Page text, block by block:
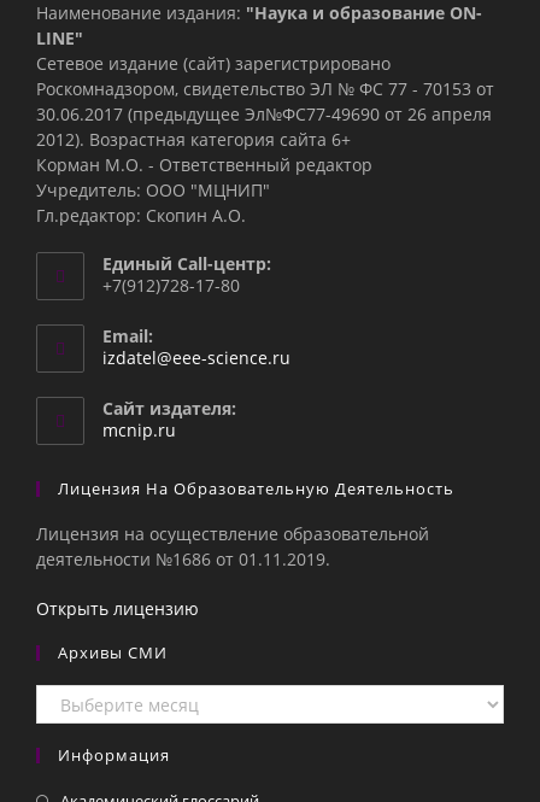
Наименование издания: "Наука и образование ON-
LINE"
Сетевое издание (сайт) зарегистрировано
Роскомнадзором, свидетельство ЭЛ № ФС 77 - 70153 от
30.06.2017 (предыдущее Эл№ФC77-49690 от 26 апреля
2012). Возрастная категория сайта 6+
Корман М.О. - Ответственный редактор
Учредитель: ООО "МЦНИП"
Гл.редактор: Скопин А.О.
Единый Call-центр:
+7(912)728-17-80
Email:
izdatel@eee-science.ru
Сайт издателя:
mcnip.ru
Лицензия На Образовательную Деятельность
Лицензия на осуществление образовательной
деятельности №1686 от 01.11.2019.
Открыть лицензию
Архивы СМИ
Архивы
СМИ
Информация